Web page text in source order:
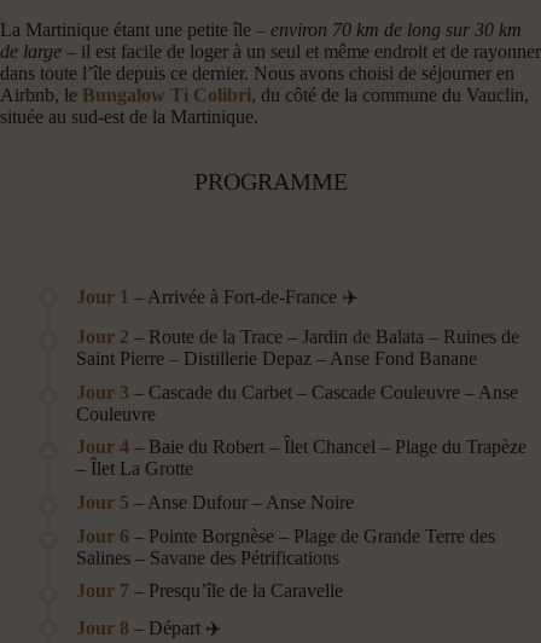
La Martinique étant une petite île – environ 70 km de long sur 30 km
de large – il est facile de loger à un seul et même endroit et de rayonner
dans toute l’île depuis ce dernier. Nous avons choisi de séjourner en
Airbnb, le Bungalow Ti Colibri, du côté de la commune du Vauclin,
située au sud-est de la Martinique.
PROGRAMME
Jour 1 – Arrivée à Fort-de-France ✈️
Jour 2 – Route de la Trace – Jardin de Balata – Ruines de
Saint Pierre – Distillerie Depaz – Anse Fond Banane
Jour 3 – Cascade du Carbet – Cascade Couleuvre – Anse
Couleuvre
Jour 4 – Baie du Robert – Îlet Chancel – Plage du Trapèze
– Îlet La Grotte
Jour 5 – Anse Dufour – Anse Noire
Jour 6 – Pointe Borgnèse – Plage de Grande Terre des
Salines – Savane des Pétrifications
Jour 7 – Presqu’île de la Caravelle
Jour 8 – Départ ✈️